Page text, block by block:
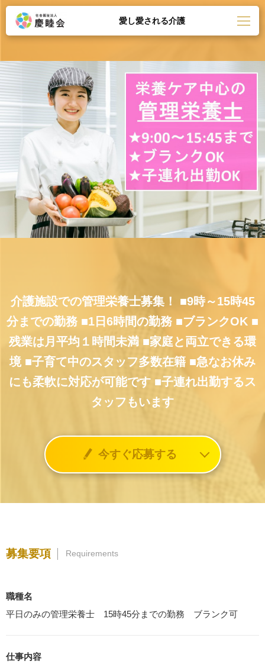
愛し愛される介護
介護施設での管理栄養士募集！
■9時～15時45
分までの勤務 ■1日6時間の勤務 ■ブランクOK ■
残業は月平均１時間未満 ■家庭と両立できる環
境■子育て中のスタッフ多数在籍 ■急なお休み
にも柔軟に対応が可能です ■子連れ出勤するス
タッフもいます
今すぐ応募する
募集要項 Requirements
職種名
平日のみの管理栄養士 15時45分までの勤務 ブランク可
仕事内容